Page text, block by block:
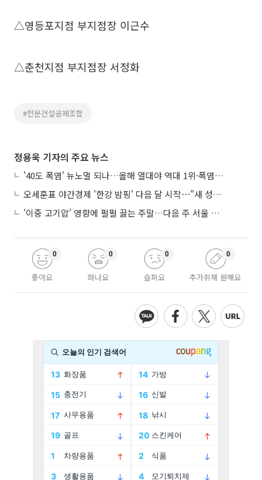
△영등포지점 부지점장 이근수
△춘천지점 부지점장 서정화
#전문건설공제조합
정용욱 기자의 주요 뉴스
'40도 폭염' 뉴노멀 되나…올해 열대야 역대 1위·폭염일수 평년 3배 넘어
오세훈표 야간경제 '한강 밤핑' 다음 달 시작⋯"새 성장동력 만들 것"
'이중 고기압' 영향에 펄펄 끓는 주말…다음 주 서울 포함 서쪽이 더 덥다
좋아요
0
화나요
0
슬퍼요
0
추가취재 원해요
0